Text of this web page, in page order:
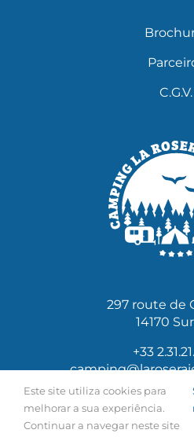
C.G.V.
297 route de
14170
+33
Este site utiliza cookies para
melhorar a sua experiência.
Continuar a navegar neste site